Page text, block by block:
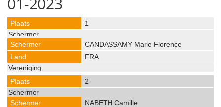
1
CANDASSAMY Marie Florence
FRA
2
NABETH Camille